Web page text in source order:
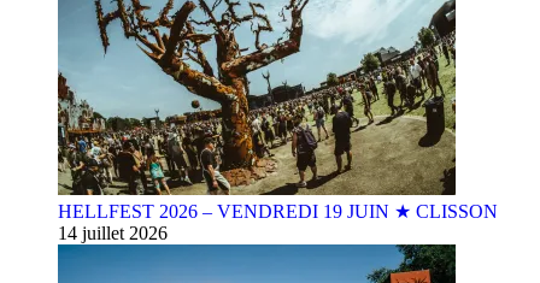
HELLFEST 2026 – VENDREDI 19 JUIN ★ CLISSON
14 juillet 2026